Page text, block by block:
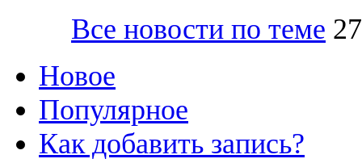
Все новости по теме
Новое
Популярное
Как добавить запись?